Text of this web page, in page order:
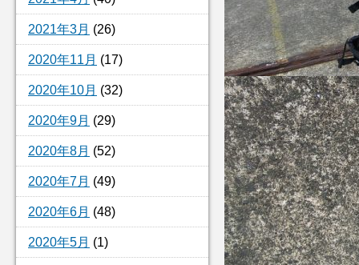
2021年3月 (26)
2020年11月 (17)
2020年10月 (32)
2020年9月 (29)
2020年8月 (52)
2020年7月 (49)
2020年6月 (48)
2020年5月 (1)